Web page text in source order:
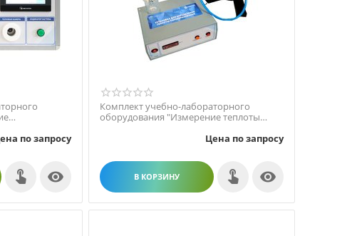
по запросу

Комплект учебно-лабораторного
оборудования "Измерение теплоты
Цена по запросу
В КОРЗИНУ 